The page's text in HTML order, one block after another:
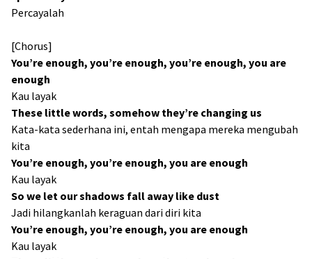
Percayalah
[Chorus]
You’re enough, you’re enough, you’re enough, you are
enough
Kau layak
These little words, somehow they’re changing us
Kata-kata sederhana ini, entah mengapa mereka mengubah
kita
You’re enough, you’re enough, you are enough
Kau layak
So we let our shadows fall away like dust
Jadi hilangkanlah keraguan dari diri kita
You’re enough, you’re enough, you are enough
Kau layak